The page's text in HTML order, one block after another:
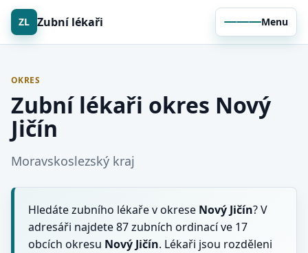
ZL Zubní lékaři Menu
OKRES
Zubní lékaři okres Nový
Jičín
Moravskoslezský kraj
Hledáte zubního lékaře v okrese Nový Jičín? V
adresáři najdete 87 zubních ordinací ve 17
obcích okresu Nový Jičín. Lékaři jsou rozděleni